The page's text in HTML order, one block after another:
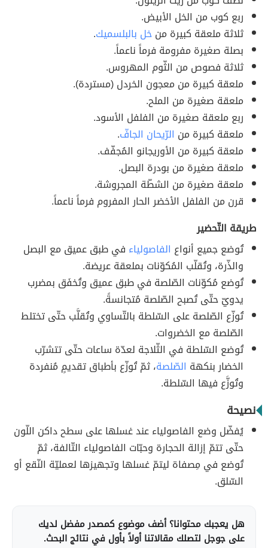
ربع كوب من الخل الأبيض.
ثلاثة ملعقة كبيرة منخل بالبلسميك.
بصلة صغيرة مفرومة فرماً ناعماً.
ثلاثة فصوص من الثّوم المهروس.
ملعقة كبيرة من معجون الخردل (مستردة).
ملعقة صغيرة من الملح.
ربع ملعقة صغيرة من الفلفل الأسود.
ملعقة كبيرة من الرّيحان الجافّ.
ملعقة كبيرة من الأوريجانو المُجفّف.
ملعقة صغيرة من بودرة البصل.
ملعقة صغيرة من الشطّة المجروشة.
قرن من الفلفل الأخضر الحار المفروم فرماً ناعماً.
طريقة التّحضير
تُوضع جميع أنواع الفاصولياء في طبق عميق مع البصل
والذّرة، وتُقلّب المُكوّنات بملعقة عريضة.
تُوضع مُكوّنات الصّلصة في طبق عميق وتُخفَق بمضرب
يدويّ حتّى تُصبح الصّلصة مُتجانسةً.
تُوزّع الصّلصة على السّلطة بالتّساوي وتُقلَّب حتّى تختلط
الصّلصة مع الخضروات.
تُوضع السّلطة في الثّلاجة لعدّة ساعات حتّى تتشرّب
الخضار بنكهة الصّلصة، ثمّ تُوزّع بأطباق تقديمٍ مُنفردة
وتُوزَّع فيها السّلطة.
نصيحة
يُفضّل وضع الفاصولياء عند غسلها على سطح داكن اللّون
حتّى تتمّ إزالة الحجارة وحبّات الفاصولياء التّالفة، ثمّ
تُوضع في مِصفاة ليتمّ غسلها وتجهيزها لعمليّة النّقع أو
السّلق.
هل يعجبك محتوانا؟ أضف موضوع كمصدر مفضل لديك
على جوجل لتصلك مقالاتنا أولاً بأول في نتائج البحث.